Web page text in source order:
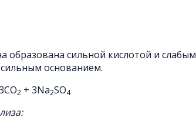
образована сильной кислотой и слабым
основанием.
2 + 3Na2SO4